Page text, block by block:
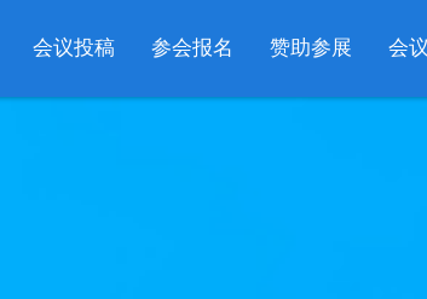
会议投稿 参会报名 赞助参展 会